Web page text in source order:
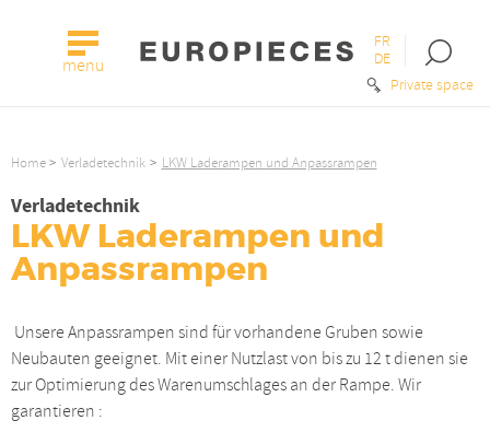
menu
Private space
FR
DE
Open
Home Verladetechnik LKW Laderampen und Anpassrampen
Verladetechnik
LKW Laderampen und
Anpassrampen
Unsere Anpassrampen sind für vorhandene Gruben sowie
Neubauten geeignet. Mit einer Nutzlast von bis zu 12 t dienen sie
zur Optimierung des Warenumschlages an der Rampe. Wir
garantieren :